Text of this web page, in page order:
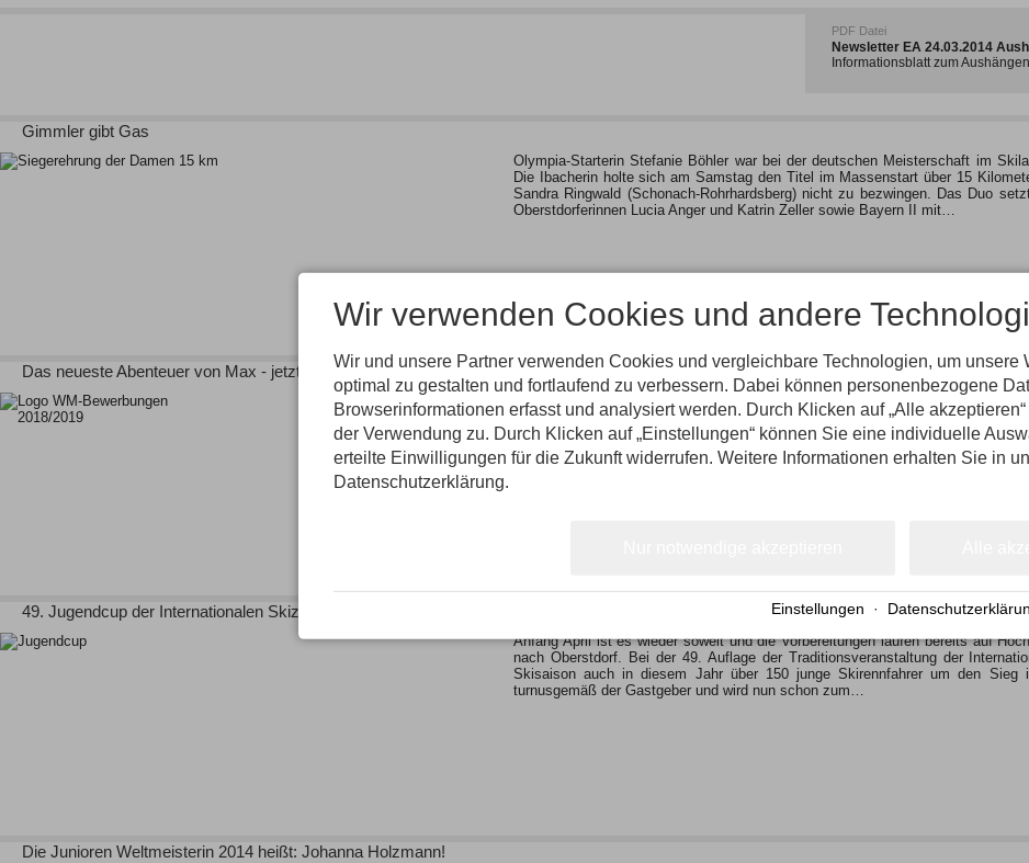
PDF Datei
Newsletter EA 24.03.2014
Informationsblatt zum Aushängen
Gimmler gibt Gas
Olympia-Starterin Stefanie Böhler war bei der deutschen Meisterschaft im
Die Ibacherin holte sich am Samstag den Titel im Massenstart über 15
Sandra Ringwald (Schonach-Rohrhardsberg) nicht zu bezwingen. Das Duo
Oberstdorferinnen Lucia Anger und Katrin Zeller sowie Bayern II mit…
Das neueste Abenteuer von Max - jetzt online!
Murmeltier Max ist zwar klein und frech, aber dafür auch absolut indiskret...
Bewerbungsteam für die Skiflug-WM 2018 und die Nordischen Ski
WM-Bewerbungskomitees und ist nicht nur irgendein Murmeltier, sondern
Fan der zwei Weltmeisterschaften…
49. Jugendcup der Internationalen Skizentren
Anfang April ist es wieder soweit und die Vorbereitungen laufen bereits auf
nach Oberstdorf. Bei der 49. Auflage der Traditionsveranstaltung der
Skisaison auch in diesem Jahr über 150 junge Skirennfahrer um den
turnusgemäß der Gastgeber und wird nun schon zum…
Die Junioren Weltmeisterin 2014 heißt: Johanna Holzmann!
Wir verwenden Cookies und andere
Wir und unsere Partner verwenden Cookies und vergleichbare Technologien, um unsere
optimal zu gestalten und fortlaufend zu verbessern. Dabei können personenbezogene
Browserinformationen erfasst und analysiert werden. Durch Klicken auf „Alle
der Verwendung zu. Durch Klicken auf „Einstellungen“ können Sie eine individuelle
erteilte Einwilligungen für die Zukunft widerrufen. Weitere Informationen erhalten Sie in
Datenschutzerklärung.
Einstellungen ·